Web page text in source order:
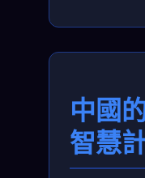
中國
智慧